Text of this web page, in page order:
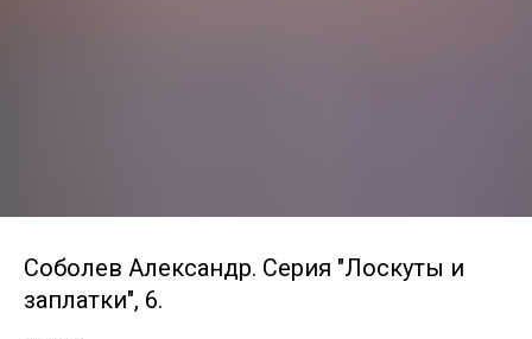
Соболев Александр. Серия "Лоскуты и
заплатки", 6.